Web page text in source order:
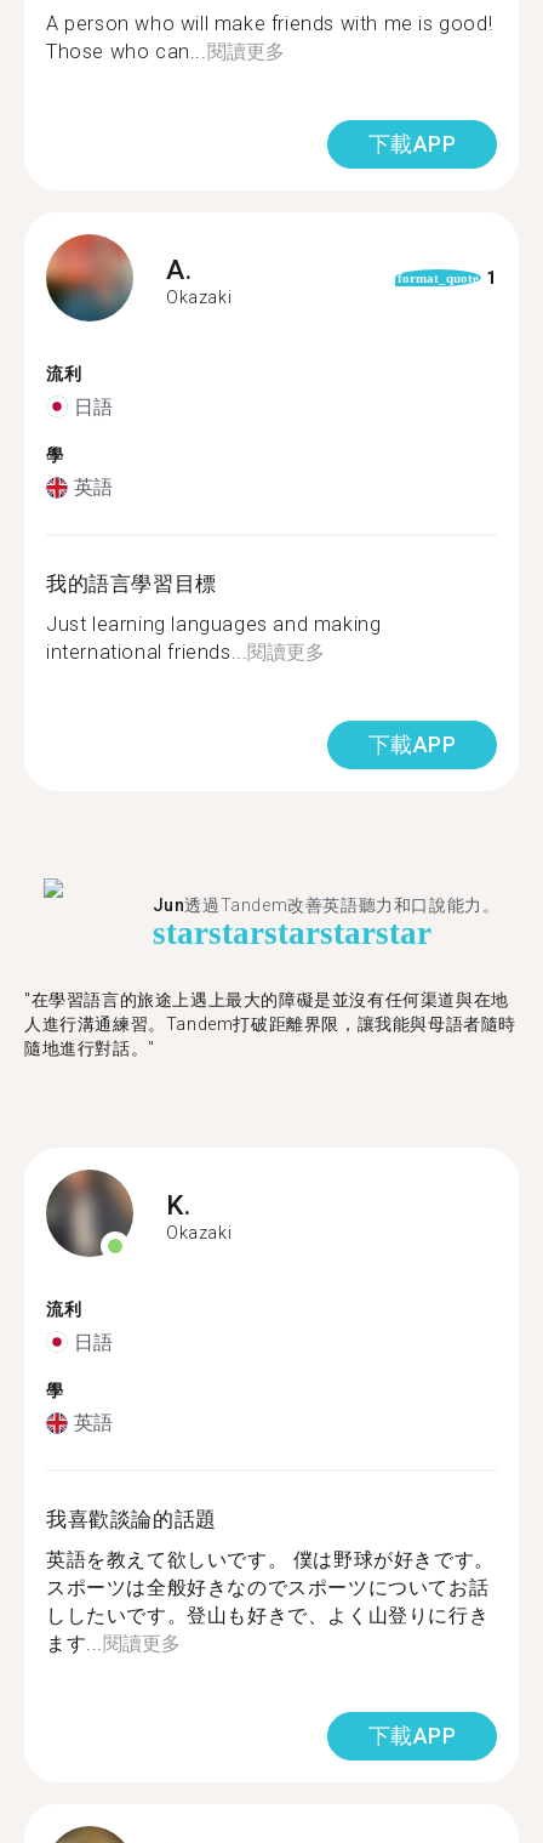
A person who will make friends with me is good!
Those who can...閱讀更多
下載APP
A.
Okazaki
format_quote 1
流利
日語
學
英語
我的語言學習目標
Just learning languages and making
international friends...閱讀更多
下載APP
Jun透過Tandem改善英語聽力和口說能力。
starstarstarstarstar
"在學習語言的旅途上遇上最大的障礙是並沒有任何渠道與在地
人進行溝通練習。Tandem打破距離界限，讓我能與母語者隨時
隨地進行對話。"
K.
Okazaki
流利
日語
學
英語
我喜歡談論的話題
英語を教えて欲しいです。 僕は野球が好きです。
スポーツは全般好きなのでスポーツについてお話
ししたいです。登山も好きで、よく山登りに行き
ます...閱讀更多
下載APP